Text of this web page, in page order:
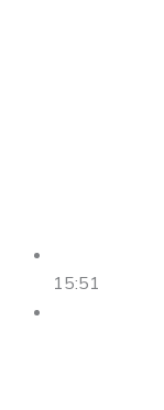
15:51